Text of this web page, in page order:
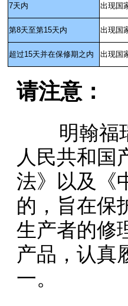
7天内 出现国
第8天至第15天内 出现国
超过15天并在保修期之内 出现国
请注意：
明翰福瑞
人民共和国
法》以及《
的，旨在保
生产者的修
产品，认真
一。